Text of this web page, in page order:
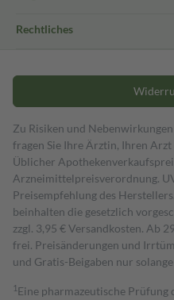
Rechtliches
Zu Risiken und
fragen Sie Ihre Ärztin, Ihren
Üblicher
Arzneimittelpreisverordnung.
Preisempfehlung des
beinhalten die gesetzlich
zzgl. 3,95 € Versandkosten. Ab
frei. Preisänderungen und
und Gratis-Beigaben nur
1 Eine pharmazeutische